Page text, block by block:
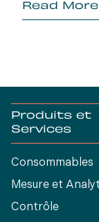
Read More
Produits et
Services
Consommables
Mesure et
Contrôle